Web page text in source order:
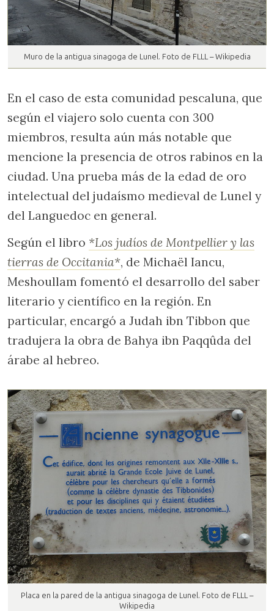
Muro de la antigua sinagoga de Lunel. Foto de FLLL – Wikipedia
En el caso de esta comunidad pescaluna, que
según el viajero solo cuenta con 300
miembros, resulta aún más notable que
mencione la presencia de otros rabinos en la
ciudad. Una prueba más de la edad de oro
intelectual del judaísmo medieval de Lunel y
del Languedoc en general.
Según el libro *Los judíos de Montpellier y las
tierras de Occitania*, de Michaël Iancu,
Meshoullam fomentó el desarrollo del saber
literario y científico en la región. En
particular, encargó a Judah ibn Tibbon que
tradujera la obra de Bahya ibn Paqqûda del
árabe al hebreo.
Placa en la pared de la antigua sinagoga de Lunel. Foto de FLLL –
Wikipedia